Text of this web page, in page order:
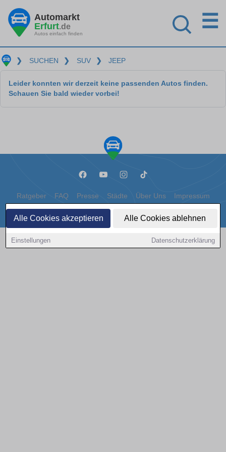
Alle Cookies akzeptieren Alle Cookies ablehnen
Einstellungen Datenschutzerklärung
Automarkt
Erfurt.de
Autos einfach finden
☰
❯ SUCHEN ❯ SUV ❯ JEEP
Leider konnten wir derzeit keine passenden Autos finden.
Schauen Sie bald wieder vorbei!
Ratgeber FAQ Presse Städte Über Uns Impressum
Datenschutz Cookies
Copyright © 2000 - 2026 | 1A Infosysteme GmbH | Content by: 1a-sites-autos